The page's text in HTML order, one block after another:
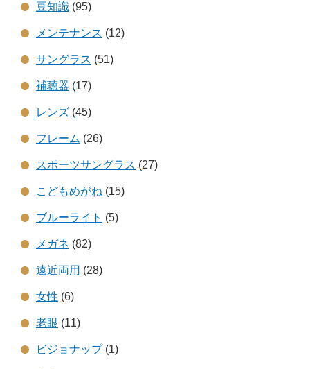
豆知識 (95)
メンテナンス (12)
サングラス (51)
補聴器 (17)
レンズ (45)
フレーム (26)
スポーツサングラス (27)
こどもめがね (15)
ブルーライト (5)
メガネ (82)
遠近両用 (28)
女性 (6)
老眼 (11)
ビジョナップ(1)